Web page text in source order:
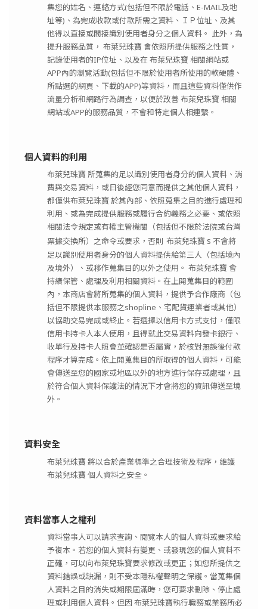
集您的姓名、連絡方式(包括但不限於電話、E-MAIL及地
址等)、為完成收款或付款所需之資料、ＩＰ位址、及其
他得以直接或間接識別使用者身分之個人資料。 此外，為
提升服務品質， 布萊兒珠寶 會依照所提供服務之性質，
記錄使用者的IP位址、以及在 布萊兒珠寶 相關網站或
APP內的瀏覽活動(包括但不限於使用者所使用的軟硬體、
所點選的網頁、下載的APP)等資料，而且這些資料僅供作
流量分析和網路行為調查，以便於改善 布萊兒珠寶 相關
網站或APP的服務品質，不會和特定個人相連繫。
個人資料的利用
布萊兒珠寶 所蒐集的足以識別使用者身分的個人資料、消
費與交易資料，或日後經您同意而提供之其他個人資料，
都僅供布萊兒珠寶 於其內部、依照蒐集之目的進行處理和
利用、或為完成提供服務或履行合約義務之必要、或依照
相關法令規定或有權主管機關（包括但不限於法院或台灣
票據交換所）之命令或要求，否則 布萊兒珠寶s 不會將
足以識別使用者身分的個人資料提供給第三人（包括境內
及境外）、或移作蒐集目的以外之使用。 布萊兒珠寶 會
持續保管、處理及利用相關資料。在上開蒐集目的範圍
內，本商店會將所蒐集的個人資料，提供予合作廠商（包
括但不限提供本服務之shopline、宅配貨運業者或其他）
以協助交易完成或終止。若選擇以信用卡方式支付，僅限
信用卡持卡人本人使用，且得就此交易資料向發卡銀行、
收單行及持卡人照會並確認是否屬實，於核對無誤後付款
程序才算完成。依上開蒐集目的所取得的個人資料，可能
會傳送至您的國家或地區以外的地方進行保存或處理，且
於符合個人資料保護法的情況下才會將您的資訊傳送至境
外。
資料安全
布萊兒珠寶 將以合於產業標準之合理技術及程序，維護
布萊兒珠寶 個人資料之安全。
資料當事人之權利
資料當事人可以請求查詢、閱覽本人的個人資料或要求給
予複本。若您的個人資料有變更、或發現您的個人資料不
正確，可以向布萊兒珠寶要求修改或更正；如您所提供之
資料錯誤或缺漏，則不受本隱私權聲明之保護。當蒐集個
人資料之目的消失或期限屆滿時，您可要求刪除、停止處
理或利用個人資料。但因 布萊兒珠寶執行職務或業務所必